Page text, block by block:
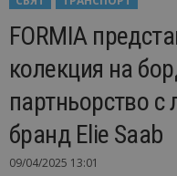
FORMIA
колекция на
партньорство с
бранд Elie Saab
09/04/2025 13:01